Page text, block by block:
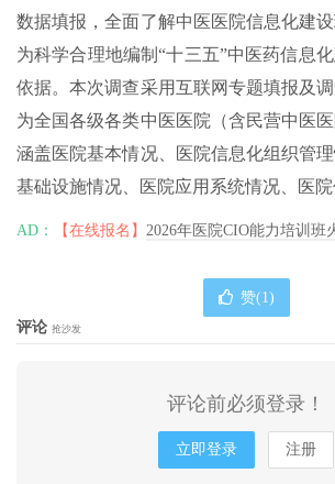
数据填报，全面了解中医医院信息化建
为科学合理地编制“十三五”中医药信息
依据。本次调查采用互联网专题填报及
为全国各级各类中医医院（含民营中医
涵盖医院基本情况、医院信息化组织管
基础设施情况、医院应用系统情况、医院
AD： 【在线报名】 2026年医院CIO能力培训班
赞(1)
评论 抢沙发
评论前必须登录！
立即登录 注册